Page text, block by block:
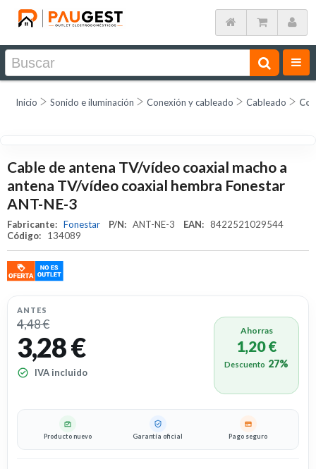
Inicio Sonido e iluminación Conexión y cableado Cableado
Cable de antena TV/vídeo coaxial macho a
antena TV/vídeo coaxial hembra Fonestar
ANT-NE-3
Fabricante: Fonestar P/N: ANT-NE-3 EAN: 8422521029544
Código:
134089
ANTES
4,48 €
3,28 €
IVA incluido
Ahorras
1,20 €
Descuento 27%
Producto nuevo Garantía oficial Pago seguro